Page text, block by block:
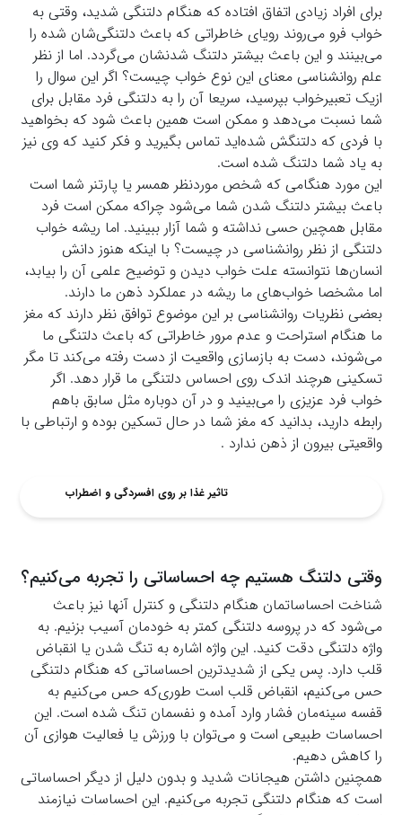
برای افراد زیادی اتفاق افتاده که هنگام دلتنگی شدید، وقتی به
خواب فرو می‌روند رویای خاطراتی که باعث دلتنگی‌شان شده را
می‌بینند و این باعث بیشتر دلتنگ شدنشان می‌گردد. اما از نظر
علم روانشناسی معنای این نوع خواب چیست؟ اگر این سوال را
ازیک تعبیرخواب بپرسید، سریعا آن را به دلتنگی فرد مقابل برای
شما نسبت می‌دهد و ممکن است همین باعث شود که بخواهید
با فردی که دلتنگش شده‌اید تماس بگیرید و فکر کنید که وی نیز
به یاد شما دلتنگ شده است.
این مورد هنگامی که شخص موردنظر همسر یا پارتنر شما است
باعث بیشتر دلتنگ شدن شما می‌شود چراکه ممکن است فرد
مقابل همچین حسی نداشته و شما آزار ببینید. اما ریشه خواب
دلتنگی از نظر روانشناسی در چیست؟ با اینکه هنوز دانش
انسان‌ها نتوانسته علت خواب دیدن و توضیح علمی آن را بیابد،
اما مشخصا خواب‌های ما ریشه در عملکرد ذهن ما دارند.
بعضی نظریات روانشناسی بر این موضوع توافق نظر دارند که مغز
ما هنگام استراحت و عدم مرور خاطراتی که باعث دلتنگی ما
می‌شوند، دست به بازسازی واقعیت از دست رفته‌ می‌کند تا مگر
تسکینی هرچند اندک روی احساس دلتنگی ما قرار دهد. اگر
خواب فرد عزیزی را می‌بینید و در آن دوباره مثل سابق باهم
رابطه دارید، بدانید که مغز شما در حال تسکین بوده و ارتباطی با
واقعیتی بیرون از ذهن ندارد .
تاثیر غذا بر روی افسردگی و اضطراب
وقتی دلتنگ هستیم چه احساساتی را تجربه می‌کنیم؟
شناخت احساساتمان هنگام دلتنگی و کنترل آنها نیز باعث
می‌شود که در پروسه دلتنگی کمتر به خودمان آسیب بزنیم. به
واژه دلتنگی دقت کنید. این واژه اشاره به تنگ شدن یا انقباض
قلب دارد. پس یکی از شدیدترین احساساتی که هنگام دلتنگی
حس می‌کنیم، انقباض قلب است طوری‌که حس می‌کنیم به
قفسه سینه‌مان فشار وارد آمده و نفسمان تنگ شده است. این
احساسات طبیعی است و می‌توان با ورزش یا فعالیت هوازی آن
را کاهش دهیم.
همچنین داشتن هیجانات شدید و بدون دلیل از دیگر احساساتی
است که هنگام دلتنگی تجربه می‌کنیم. این احساسات نیازمند